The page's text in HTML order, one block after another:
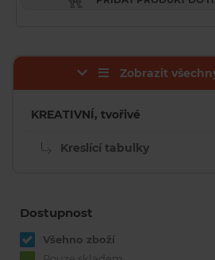
Zobrazit
KREATIVNÍ, tvořivé
Kreslící tabulky
Dostupnost
Všehno zboží